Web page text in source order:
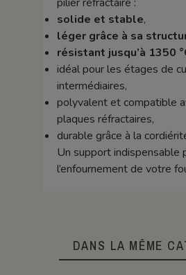
solide et stable,
léger grâce à sa
résistant jusqu’à 1350
idéal pour les étages de
intermédiaires,
polyvalent et compatible
plaques réfractaires,
durable grâce à la
Un support indispensable
l’enfournement de votre
DANS LA MÊME